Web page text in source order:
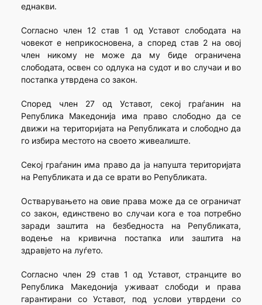
еднакви.
Согласно член 12 став 1 од Уставот слободата на
човекот е неприкосновена, а според став 2 на овој
член никому не може да му биде ограничена
слободата, освен со одлука на судот и во случаи и во
постапка утврдена со закон.
Според член 27 од Уставот, секој граѓанин на
Република Македонија има право слободно да се
движи на територијата на Републиката и слободно да
го избира местото на своето живеалиште.
Секој граѓанин има право да ја напушта територијата
на Републиката и да се врати во Републиката.
Остварувањето на овие права може да се ограничат
со закон, единствено во случаи кога е тоа потребно
заради заштита на безбедноста на Републиката,
водење на кривична постапка или заштита на
здравјето на луѓето.
Согласно член 29 став 1 од Уставот, странците во
Република Македонија уживаат слободи и права
гарантирани со Уставот, под услови утврдени со